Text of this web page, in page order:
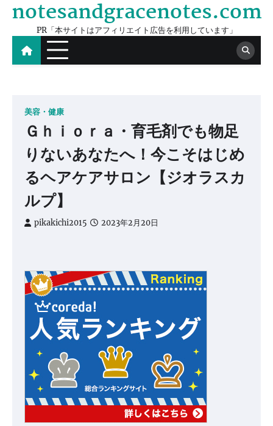
Skip
content
notesandgracenotes.com
PR「本サイトはアフィリエイト広告を利用しています」
美容・健康
Ｇｈｉｏｒａ・育毛剤でも物足
りないあなたへ！今こそはじめ
るヘアケアサロン【ジオラスカ
ルプ】
pikakichi2015 2023年2月20日